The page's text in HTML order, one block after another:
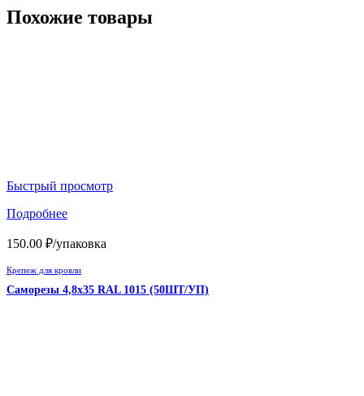
Похожие товары
Быстрый просмотр
Подробнее
150.00 ₽/упаковка
Крепеж для кровли
Саморезы 4,8х35 RAL 1015 (50ШТ/УП)